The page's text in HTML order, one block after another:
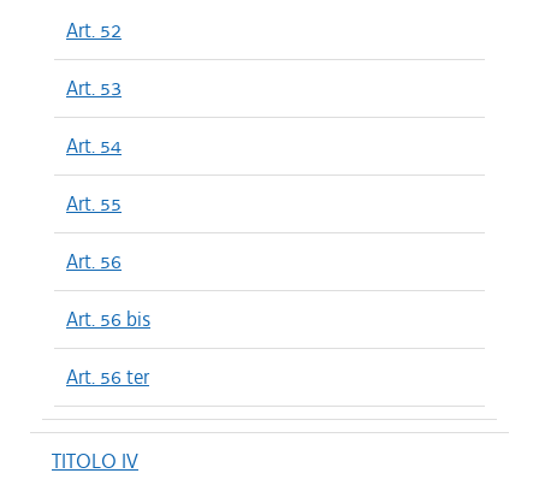
Art. 52
Art. 53
Art. 54
Art. 55
Art. 56
Art. 56 bis
Art. 56 ter
TITOLO IV